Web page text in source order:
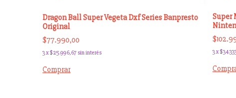
Dragon Ball Super Vegeta Dxf Series Banpresto
Original
$77.990,00
3x$25.996,67 sin interés
Super
3x